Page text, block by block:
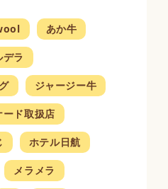
あか牛
デラ
ジャージー牛
ード取扱店
ホテル日航
メラメラ